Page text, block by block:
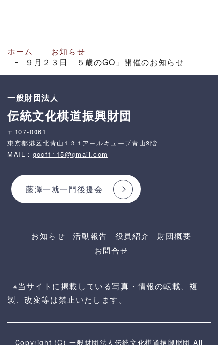
ホーム
お知らせ
９月２３日「５歳のGO」開催のお知らせ
一般財団法人
伝統文化棋道振興財団
〒107-0061
東京都港区北青山1-3-1アールキューブ青山3階
MAIL： gocf1115@gmail.com
藤澤一就一門後援会
お知らせ 活動報告 役員紹介
財団概要
お問合せ
※当サイトに掲載している写真・情報の転載、複
製、改変等は禁止いたします。
Copyright (C) 一般財団法人伝統文化棋道振興財団 All